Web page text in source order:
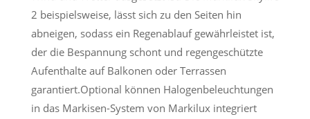
2 beispielsweise, lässt sich zu den Seiten hin
abneigen, sodass ein Regenablauf gewährleistet ist,
der die Bespannung schont und regengeschützte
Aufenthalte auf Balkonen oder Terrassen
garantiert.Optional können Halogenbeleuchtungen
in das Markisen-System von Markilux integriert